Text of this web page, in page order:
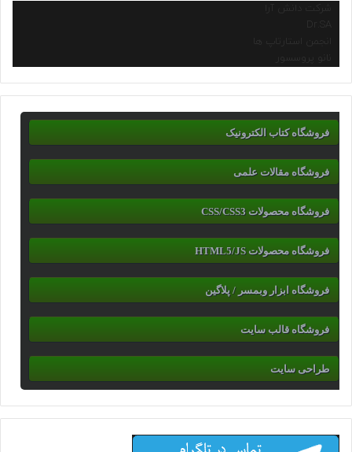
شرکت دانش آرا
انجمن استارتاپ ها
نانو پروسسور
فروشگاه کتاب الکترونیک
فروشگاه مقالات علمی
فروشگاه محصولات CSS/CSS3
فروشگاه محصولات HTML5/JS
فروشگاه ابزار وبمسر / پلاگین
فروشگاه قالب سایت
طراحی سایت